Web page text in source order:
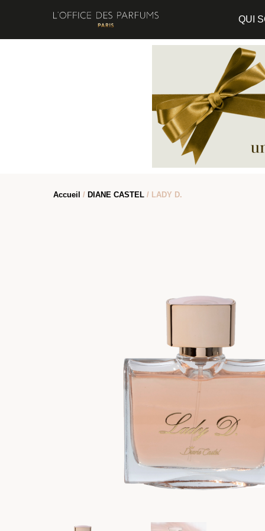
QUI
Accueil / DIANE CASTEL / LADY D.